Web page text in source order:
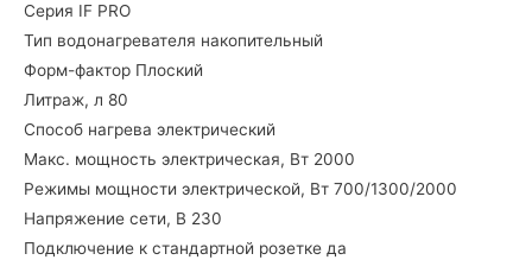
Серия IF PRO
Тип водонагревателя накопительный
Форм-фактор Плоский
Литраж, л 80
Способ нагрева электрический
Макс. мощность электрическая, Вт 2000
Режимы мощности электрической, Вт 700/1300/2000
Напряжение сети, В 230
Подключение к стандартной розетке да